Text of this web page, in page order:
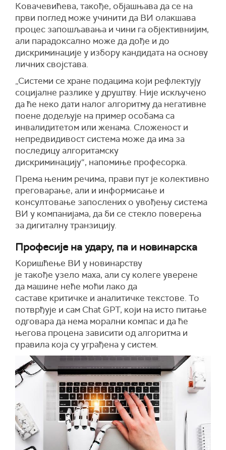
Ковачевићева, такође, објашњава да се на
први поглед може учинити да ВИ олакшава
процес запошљавања и чини га објективнијим,
али парадоксално може да дође и до
дискриминације у избору кандидата на основу
личних својстава.
„Системи се хране подацима који рефлектују
социјалне разлике у друштву. Није искључено
да ће неко дати налог алгоритму да негативне
поене додељује на пример особама са
инвалидитетом или женама. Сложеност и
непредвидивост система може да има за
последицу алгоритамску
дискриминацију“, напомиње професорка.
Према њеним речима, прави пут је колективно
преговарање, али и информисање и
консултовање запослених о увођењу система
ВИ у компанијама, да би се стекло поверења
за дигиталну транзицију.
Професије на удару, па и новинарска
Коришћење ВИ у новинарству
је такође узело маха, али су колеге уверене
да машине неће моћи лако да
саставе критичке и аналитичке текстове. То
потврђује и сам Chat GPT, који на исто питање
одговара да нема морални компас и да ће
његова процена зависити од алгоритма и
правила која су уграђена у систем.